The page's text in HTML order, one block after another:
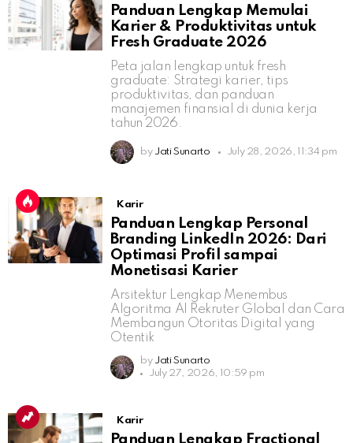
Panduan Lengkap Memulai
Karier & Produktivitas untuk
Fresh Graduate 2026
Peta jalan lengkap untuk fresh
graduate: Strategi karier, tips
produktivitas, dan panduan
manajemen finansial di dunia kerja
tahun 2026.
by Jati Sunarto July 28, 2026, 11:34 pm
Karir
Panduan Lengkap Personal
Branding LinkedIn 2026: Dari
Optimasi Profil sampai
Monetisasi Karier
Arsitektur Lengkap Menembus
Algoritma AI Rekruter Global dan Cara
Membangun Otoritas Digital yang
Otentik
by Jati Sunarto
July 27, 2026, 10:59 pm
Karir
Panduan Lengkap Fractional